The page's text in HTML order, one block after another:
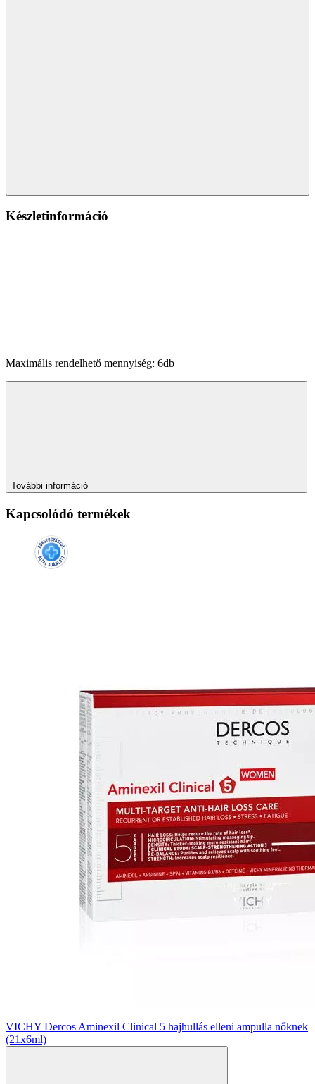
Készletinformáció
Maximális rendelhető mennyiség: 6db
További információ
Kapcsolódó termékek
VICHY Dercos Aminexil Clinical 5 hajhullás elleni ampulla nőknek
(21x6ml)